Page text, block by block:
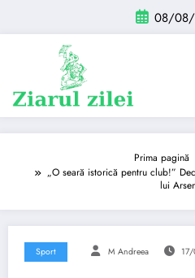
conținut
08/
Prima pagină
„O seară istorică pentru club!”
lui
Sport M Andreea